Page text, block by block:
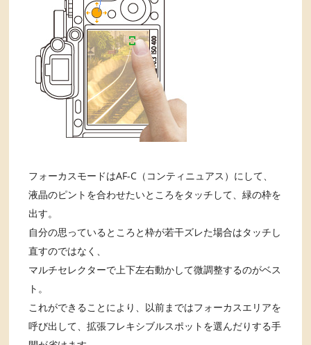
フォーカスモードはAF-C（コンティニュアス）にして、
液晶のピントを合わせたいところをタッチして、緑の枠を
出す。
自分の思っているところと枠が若干ズレた場合はタッチし
直すのではなく、
マルチセレクターで上下左右動かして微調整するのがベス
ト。
これができることにより、以前まではフォーカスエリアを
呼び出して、拡張フレキシブルスポットを選んだりする手